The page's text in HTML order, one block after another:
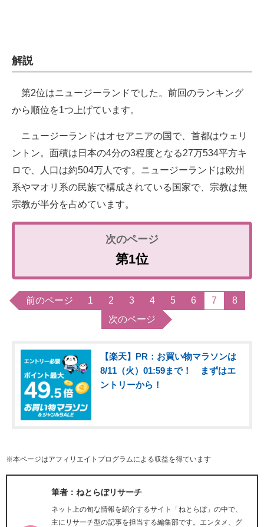
解説
第2位はニュージーランドでした。前回のランキング
から順位を1つ上げています。
ニュージーランドはオセアニアの国で、首都はウェリ
ントン。面積は日本の4分の3程度となる27万534平方キ
ロで、人口は約504万人です。ニュージーランドは欧州
系やマオリ系の民族で構成されている国家で、宗教は無
宗教が半分を占めています。
第1位
前のページ 1 2 3 4 5 6 7
8
次のページ
【楽天】PR：お買い物マラソンは
8/11（火）01:59まで！ まずはエ
ントリーから！
※本ページはアフィリエイトプログラムによる収益を得ています
筆者：ねとらぼリサーチ
ネット上の旬な情報を紹介するサイト「ねとらぼ」の中で、
主にリサーチ型の記事を担当する編集部です。エンタメ、グ